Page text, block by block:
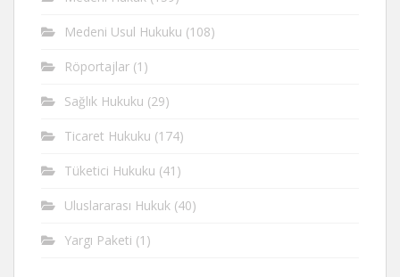
Medeni Usul Hukuku (108)
Röportajlar (1)
Sağlık Hukuku (29)
Ticaret Hukuku (174)
Tüketici Hukuku (41)
Uluslararası Hukuk (40)
Yargı Paketi (1)